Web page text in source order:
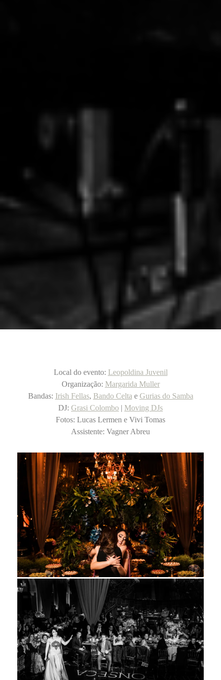
Local do evento: Leopoldina Juvenil
Organização: Margarida Muller
Bandas: Irish Fellas, Bando Celta e Gurias do Samba
DJ: Grasi Colombo | Moving DJs
Fotos: Lucas Lermen e Vivi Tomas
Assistente: Vagner Abreu